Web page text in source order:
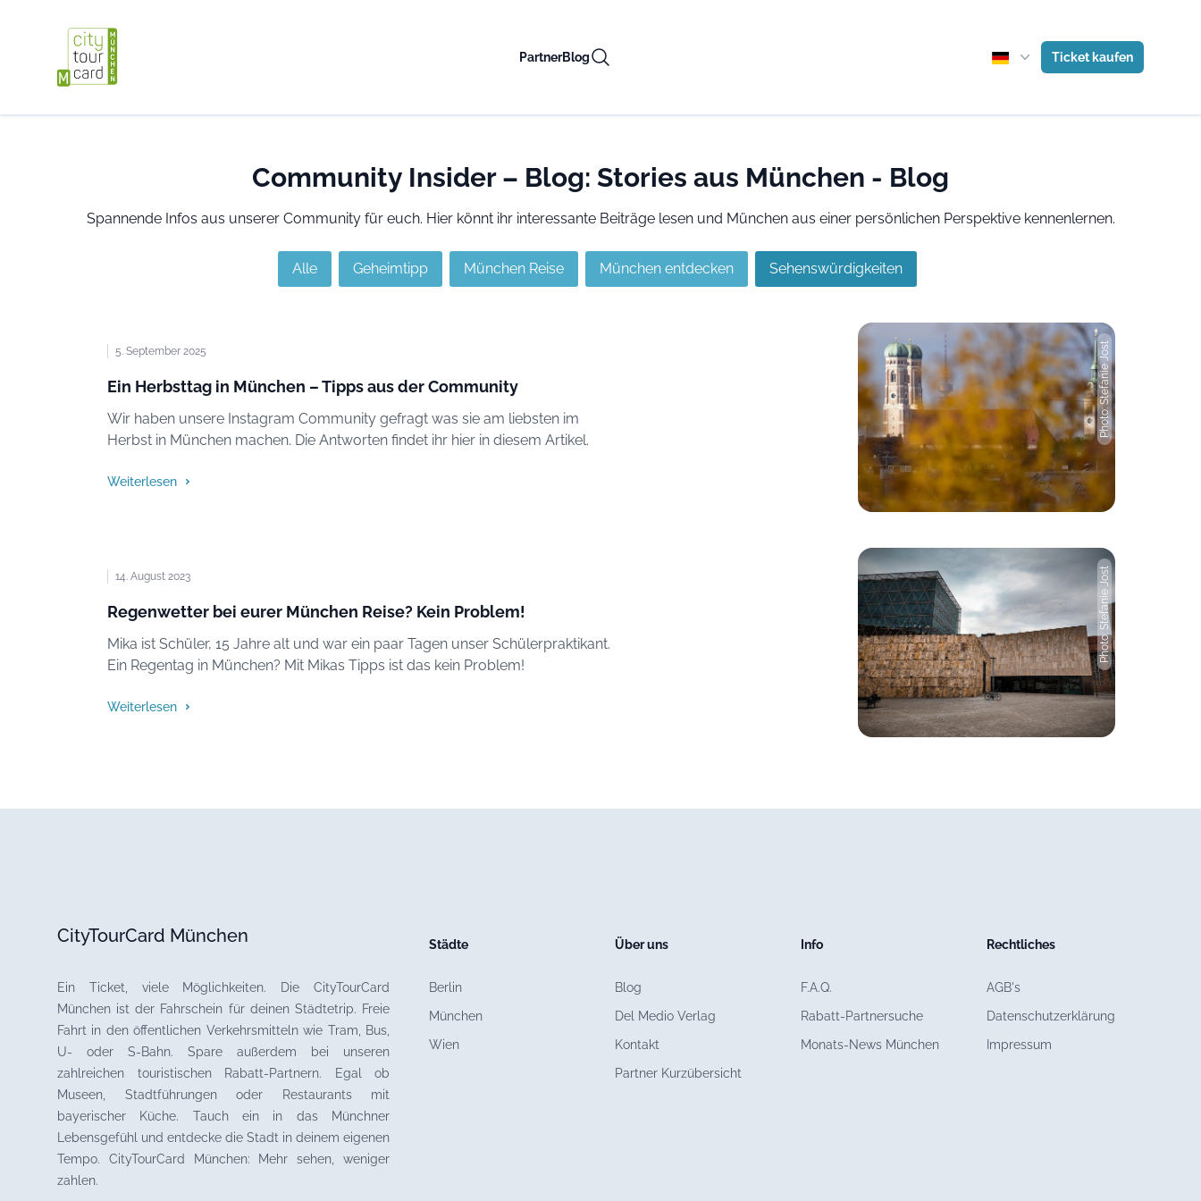
PartnerBlog Ticket kaufen
Community Insider – Blog: Stories aus München - Blog
Spannende Infos aus unserer Community für euch. Hier könnt ihr interessante Beiträge lesen und München aus einer persönlichen Perspektive kennenlernen.
Alle Geheimtipp München Reise München entdecken Sehenswürdigkeiten
5. September 2025
Ein Herbsttag in München – Tipps aus der Community
Wir haben unsere Instagram Community gefragt was sie am liebsten im
Herbst in München machen. Die Antworten findet ihr hier in diesem Artikel.
Weiterlesen
Photo: Stefanie Jost
14. August 2023
Regenwetter bei eurer München Reise? Kein Problem!
Mika ist Schüler, 15 Jahre alt und war ein paar Tagen unser Schülerpraktikant.
Ein Regentag in München? Mit Mikas Tipps ist das kein Problem!
Weiterlesen
Photo: Stefanie Jost
CityTourCard München
Ein Ticket, viele Möglichkeiten. Die CityTourCard
München ist der Fahrschein für deinen Städtetrip. Freie
Fahrt in den öffentlichen Verkehrsmitteln wie Tram, Bus,
U- oder S-Bahn. Spare außerdem bei unseren
zahlreichen touristischen Rabatt-Partnern. Egal ob
Museen, Stadtführungen oder Restaurants mit
bayerischer Küche. Tauch ein in das Münchner
Lebensgefühl und entdecke die Stadt in deinem eigenen
Tempo. CityTourCard München: Mehr sehen, weniger
zahlen.
Städte
Berlin
München
Wien
Über uns
Blog
Del Medio Verlag
Kontakt
Partner Kurzübersicht
Info
F.A.Q.
Rabatt-Partnersuche
Monats-News München
Rechtliches
AGB's
Datenschutzerklärung
Impressum